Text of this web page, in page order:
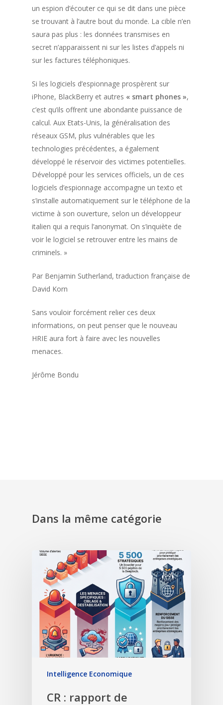
un espion d’écouter ce qui se dit dans une pièce
se trouvant à l’autre bout du monde. La cible n’en
saura pas plus : les données transmises en
secret n’apparaissent ni sur les listes d’appels ni
sur les factures téléphoniques.
Si les logiciels d’espionnage prospèrent sur
iPhone, BlackBerry et autres « smart phones »,
c’est qu’ils offrent une abondante puissance de
calcul. Aux Etats-Unis, la généralisation des
réseaux GSM, plus vulnérables que les
technologies précédentes, a également
développé le réservoir des victimes potentielles.
Développé pour les services officiels, un de ces
logiciels d’espionnage accompagne un texto et
s’installe automatiquement sur le téléphone de la
victime à son ouverture, selon un développeur
italien qui a requis l’anonymat. On s’inquiète de
voir le logiciel se retrouver entre les mains de
criminels. »
Par Benjamin Sutherland, traduction française de
David Korn
Sans vouloir forcément relier ces deux
informations, on peut penser que le nouveau
HRIE aura fort à faire avec les nouvelles
menaces.
Jérôme Bondu
Dans la même catégorie
Intelligence Economique
CR : rapport de